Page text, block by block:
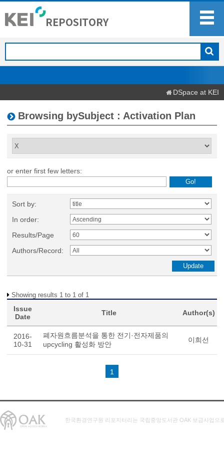
DSpace at KEI
Browsing bySubject : Activation Plan
or enter first few letters:
Sort by:
In order:
Results/Page
Authors/Record:
Showing results 1 to 1 of 1
Issue
Date
Title Author(s)
2016-
10-31
폐자원흐름분석을 통한 전기·전자제품의
upcycling 활성화 방안
이희선
1
한국환경연구원 리포지터리는 국립중앙도서관 OAK 보급사업